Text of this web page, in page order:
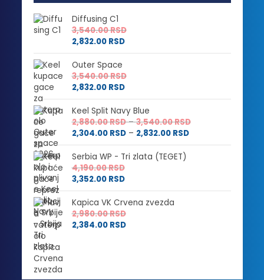
Diffusing C1
3,540.00RSD
2,832.00 RSD
Outer Space
3,540.00RSD
2,832.00 RSD
Keel Split Navy Blue
2,880.00RSD – 3,540.00RSDRaspon
od
2,304.00 RSD – 2,832.00 RSDRaspon
cena:
2,832.00 RSD
Serbia WP - Tri zlata (TEGET)
4,190.00RSD
3,352.00 RSD
Kapica VK Crvena zvezda
2,980.00RSD
2,384.00 RSD